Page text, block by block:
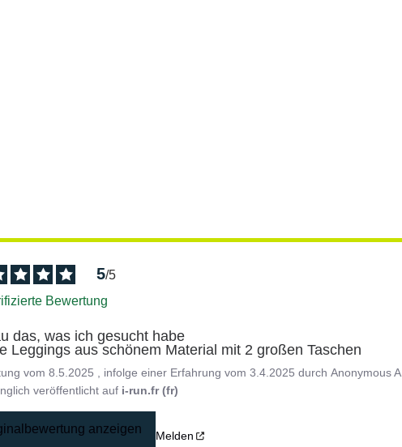
5/5
Bewertung
das, was ich gesucht habe
Leggings aus schönem Material mit 2 großen Taschen
vom8.5.2025 , infolge einer Erfahrung vom3.4.2025 durchAnonymous A.
veröffentlicht auf i-run.fr (fr)
anzeigen Melden